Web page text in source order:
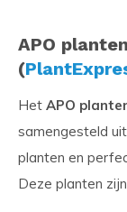
APO
(
Het APO
samengesteld
planten en
Deze planten